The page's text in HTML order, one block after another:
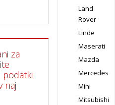
za
podatki
naj
Land
Rover
Linde
Maserati
Mazda
Mercedes
Mini
Mitsubishi